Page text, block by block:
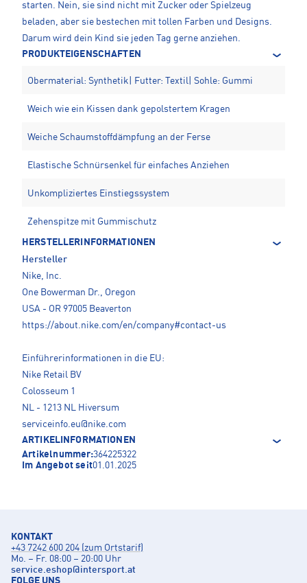
starten. Nein, sie sind nicht mit Zucker oder Spielzeug
beladen, aber sie bestechen mit tollen Farben und Designs.
Darum wird dein Kind sie jeden Tag gerne anziehen.
PRODUKTEIGENSCHAFTEN
Obermaterial: Synthetik| Futter: Textil| Sohle: Gummi
Weich wie ein Kissen dank gepolstertem Kragen
Weiche Schaumstoffdämpfung an der Ferse
Elastische Schnürsenkel für einfaches Anziehen
Unkompliziertes Einstiegssystem
Zehenspitze mit Gummischutz
HERSTELLERINFORMATIONEN
Hersteller
Nike, Inc.
One Bowerman Dr., Oregon
USA - OR 97005 Beaverton
https://about.nike.com/en/company#contact-us
Einführerinformationen in die EU:
Nike Retail BV
Colosseum 1
NL - 1213 NL Hiversum
serviceinfo.eu@nike.com
ARTIKELINFORMATIONEN
Artikelnummer:364225322
Im Angebot seit01.01.2025
KONTAKT
+43 7242 600 204 (zum Ortstarif)
Mo. – Fr. 08:00 – 20:00 Uhr
service.eshop@intersport.at